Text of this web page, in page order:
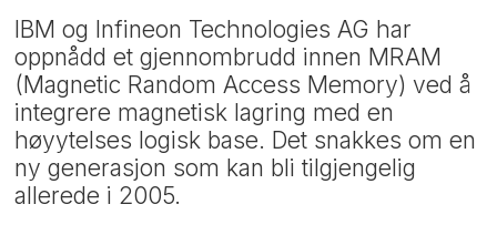
IBM og Infineon Technologies AG har
oppnådd et gjennombrudd innen MRAM
(Magnetic Random Access Memory) ved å
integrere magnetisk lagring med en
høyytelses logisk base. Det snakkes om en
ny generasjon som kan bli tilgjengelig
allerede i 2005.